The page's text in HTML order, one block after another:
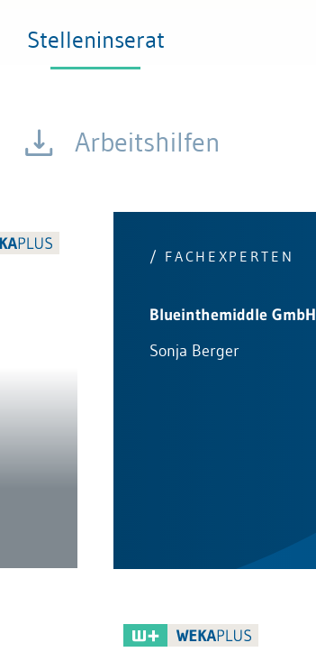
Stelleninserat
Arbeitshilfen
/ FACHEXPERTEN
Blueinthemiddle GmbH
Sonja Berger